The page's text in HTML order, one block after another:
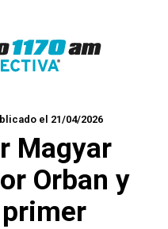
el 21/04/2026
Magyar
Orban y